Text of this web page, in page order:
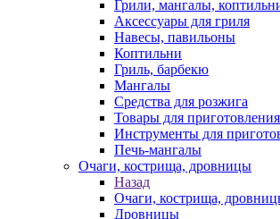
Грили, мангалы,
Аксессуары для гриля
Навесы, павильоны
Коптильни
Гриль, барбекю
Мангалы
Средства для розжига
Товары для
Инструменты для
Печь-мангалы
Очаги, кострища, дровницы
Назад
Очаги, кострища,
Дровницы